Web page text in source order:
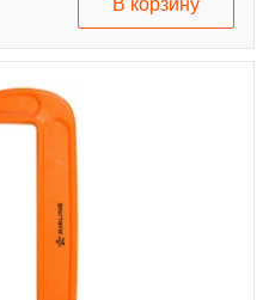
В корзину